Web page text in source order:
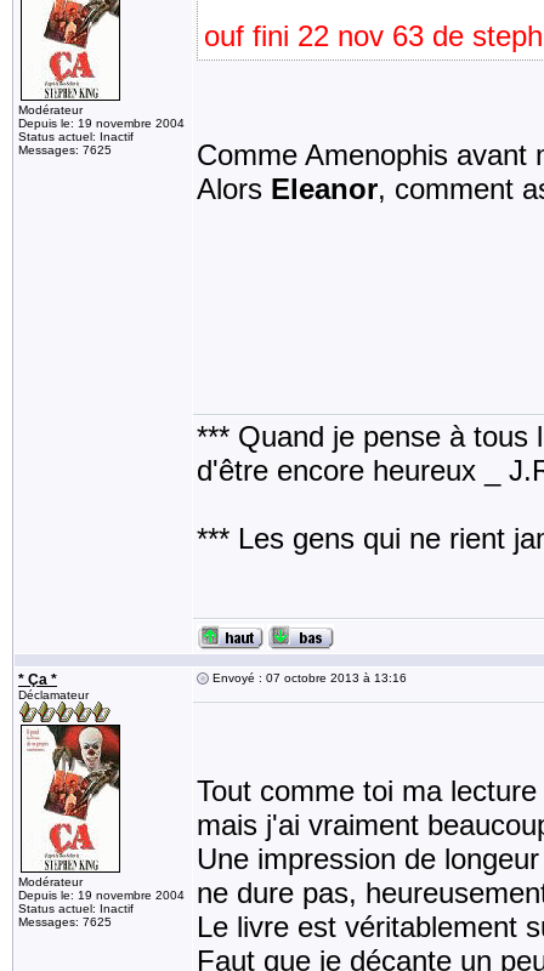
Modérateur
Depuis le: 19 novembre 2004
Status actuel: Inactif
Messages: 7625
ouf fini 22 nov 63 de
Comme Amenophis avant
Alors Eleanor, comment
*** Quand je pense à tous
d'être encore heureux _
*** Les gens qui ne rient
* Ça *
Déclamateur
Modérateur
Depuis le: 19 novembre 2004
Status actuel: Inactif
Messages: 7625
Envoyé : 07 octobre 2013 à 13:16
Tout comme toi ma
mais j'ai vraiment
Une impression de
ne dure pas,
Le livre est véritablement
Faut que je décante un